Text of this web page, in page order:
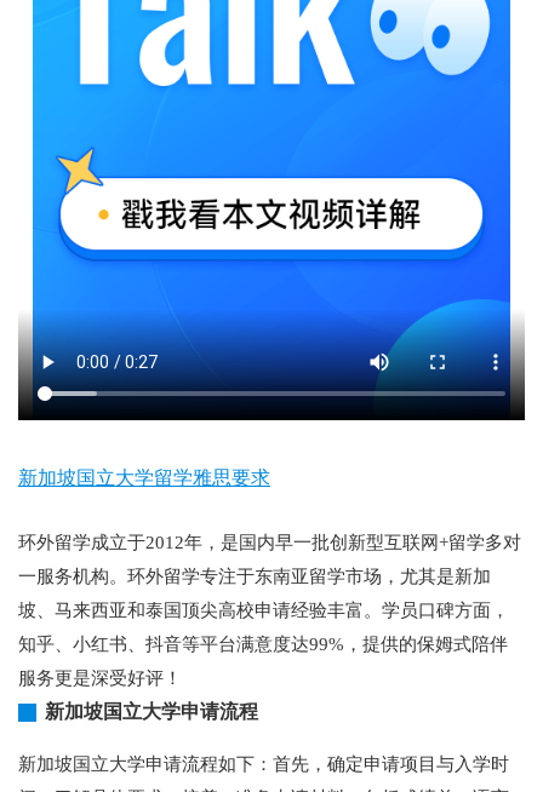
新加坡国立大学留学雅思要求
环外留学成立于2012年，是国内早一批创新型互联网+留学多对
一服务机构。环外留学专注于东南亚留学市场，尤其是新加
坡、马来西亚和泰国顶尖高校申请经验丰富。学员口碑方面，
知乎、小红书、抖音等平台满意度达99%，提供的保姆式陪伴
服务更是深受好评！
新加坡国立大学申请流程
新加坡国立大学申请流程如下：首先，确定申请项目与入学时